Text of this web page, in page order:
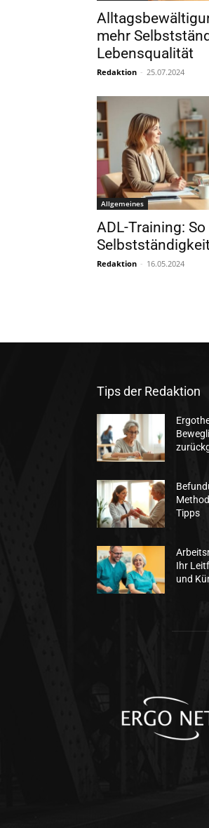
mehr
Lebensqualität
Redaktion - 25.07.2024
Allgemeines
ADL-Training:
Redaktion - 16.05.2024
Tips der Redaktion
Tipps
Ihr
und